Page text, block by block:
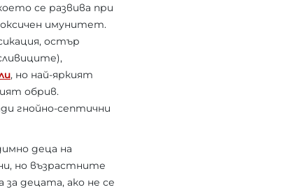
се развива при
имунитет.
остър
, но най-яркият
обрив.
гнойно-септични
деца на
но възрастните
децата, ако не се